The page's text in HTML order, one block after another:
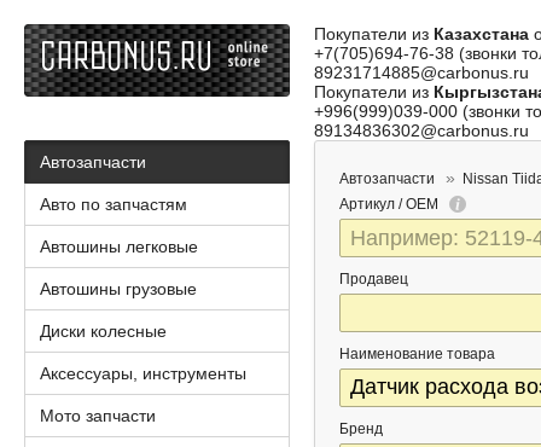
Покупатели из Казахстана
+7(705)694-76-38 (звонки
89231714885@carbonus.ru
Покупатели из
+996(999)039-000 (звонки
89134836302@carbonus.ru
Автозапчасти
Nissan
Артикул / OEM
Продавец
Наименование товара
Бренд
Автозапчасти
Авто по запчастям
Автошины легковые
Автошины грузовые
Диски колесные
Аксессуары, инструменты
Мото запчасти